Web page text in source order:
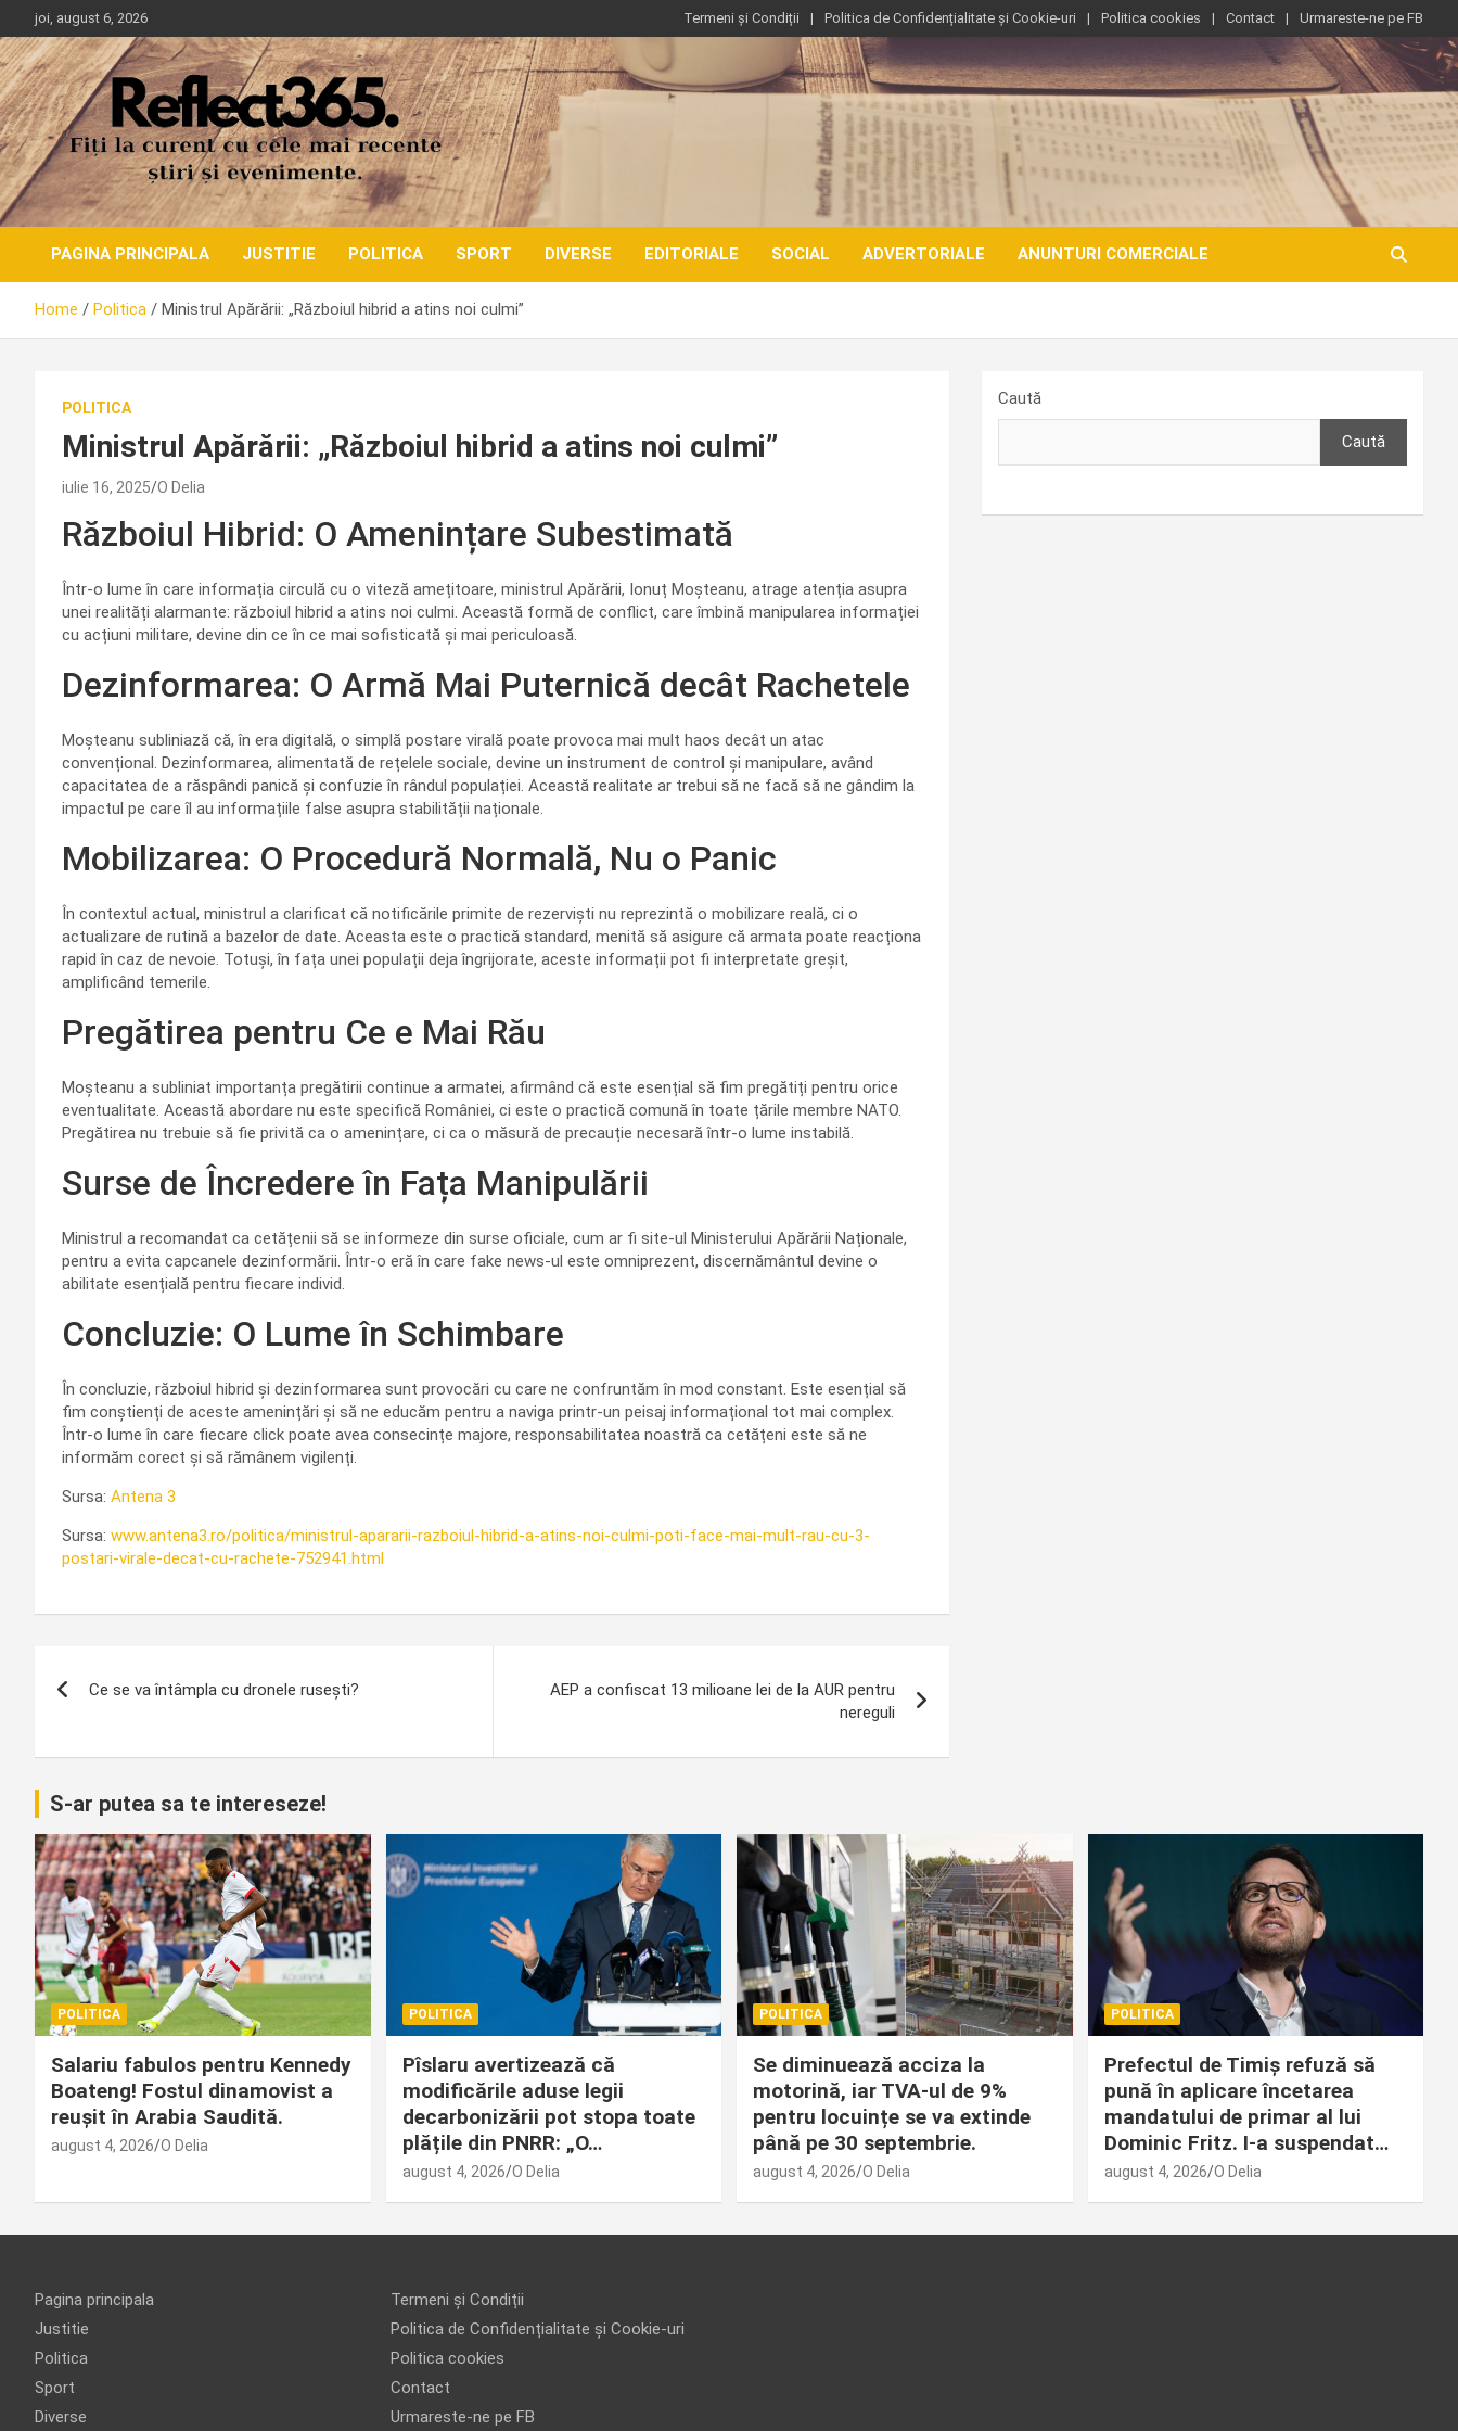
to
content
joi, august 6, 2026 Termeni și Condiții Politica de Confidențialitate și Cookie-uri Politica cookies Contact Urmareste-ne pe FB
PAGINA PRINCIPALA JUSTITIE POLITICA SPORT DIVERSE EDITORIALE SOCIAL ADVERTORIALE ANUNTURI COMERCIALE
Home Politica Ministrul Apărării: „Războiul hibrid a atins noi culmi”
POLITICA
Ministrul Apărării: „Războiul hibrid a atins noi culmi”
iulie 16, 2025 O Delia
Războiul Hibrid: O Amenințare Subestimată
Într-o lume în care informația circulă cu o viteză amețitoare, ministrul Apărării, Ionuț Moșteanu, atrage atenția asupra
unei realități alarmante: războiul hibrid a atins noi culmi. Această formă de conflict, care îmbină manipularea informației
cu acțiuni militare, devine din ce în ce mai sofisticată și mai periculoasă.
Dezinformarea: O Armă Mai Puternică decât Rachetele
Moșteanu subliniază că, în era digitală, o simplă postare virală poate provoca mai mult haos decât un atac
convențional. Dezinformarea, alimentată de rețelele sociale, devine un instrument de control și manipulare, având
capacitatea de a răspândi panică și confuzie în rândul populației. Această realitate ar trebui să ne facă să ne gândim la
impactul pe care îl au informațiile false asupra stabilității naționale.
Mobilizarea: O Procedură Normală, Nu o Panic
În contextul actual, ministrul a clarificat că notificările primite de rezerviști nu reprezintă o mobilizare reală, ci o
actualizare de rutină a bazelor de date. Aceasta este o practică standard, menită să asigure că armata poate reacționa
rapid în caz de nevoie. Totuși, în fața unei populații deja îngrijorate, aceste informații pot fi interpretate greșit,
amplificând temerile.
Pregătirea pentru Ce e Mai Rău
Moșteanu a subliniat importanța pregătirii continue a armatei, afirmând că este esențial să fim pregătiți pentru orice
eventualitate. Această abordare nu este specifică României, ci este o practică comună în toate țările membre NATO.
Pregătirea nu trebuie să fie privită ca o amenințare, ci ca o măsură de precauție necesară într-o lume instabilă.
Surse de Încredere în Fața Manipulării
Ministrul a recomandat ca cetățenii să se informeze din surse oficiale, cum ar fi site-ul Ministerului Apărării Naționale,
pentru a evita capcanele dezinformării. Într-o eră în care fake news-ul este omniprezent, discernământul devine o
abilitate esențială pentru fiecare individ.
Concluzie: O Lume în Schimbare
În concluzie, războiul hibrid și dezinformarea sunt provocări cu care ne confruntăm în mod constant. Este esențial să
fim conștienți de aceste amenințări și să ne educăm pentru a naviga printr-un peisaj informațional tot mai complex.
Într-o lume în care fiecare click poate avea consecințe majore, responsabilitatea noastră ca cetățeni este să ne
informăm corect și să rămânem vigilenți.
Sursa: Antena 3
Sursa: www.antena3.ro/politica/ministrul-apararii-razboiul-hibrid-a-atins-noi-culmi-poti-face-mai-mult-rau-cu-3-
postari-virale-decat-cu-rachete-752941.html
articole
Ce se va întâmpla cu dronele rusești?
AEP a confiscat 13 milioane lei de la AUR pentru
nereguli
Caută
Caută
S-ar putea sa te intereseze!
POLITICA
Salariu fabulos pentru Kennedy
Boateng! Fostul dinamovist a
reușit în Arabia Saudită.
august 4, 2026 O Delia
POLITICA
Pîslaru avertizează că
modificările aduse legii
decarbonizării pot stopa toate
plățile din PNRR: „O…
august 4, 2026 O Delia
POLITICA
Se diminuează acciza la
motorină, iar TVA-ul de 9%
pentru locuințe se va extinde
până pe 30 septembrie.
august 4, 2026 O Delia
POLITICA
Prefectul de Timiș refuză să
pună în aplicare încetarea
mandatului de primar al lui
Dominic Fritz. I-a suspendat…
august 4, 2026 O Delia
Pagina principala
Justitie
Politica
Sport
Diverse
Termeni și Condiții
Politica de Confidențialitate și Cookie-uri
Politica cookies
Contact
Urmareste-ne pe FB